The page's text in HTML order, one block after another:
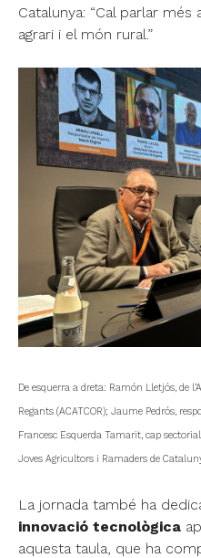
Catalunya: “Cal parlar
agrari i el món rural.”
De esquerra a dreta: Ramón Lletjós, de
Regants (ACATCOR); Jaume Pedrós,
Francesc Esquerda Tamarit, cap
Joves Agricultors i Ramaders de
La jornada també ha
innovació tecnològica
aquesta taula, que ha